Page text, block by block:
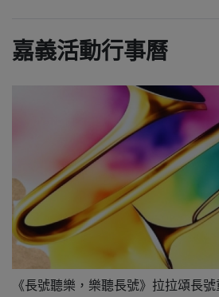
嘉義活動行事曆
《長號聽樂，樂聽長號》拉拉頌長